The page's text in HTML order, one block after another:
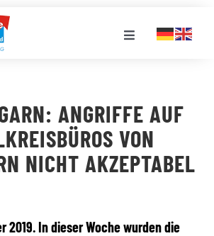
Toggle
ANGRIFFE AUF
VON
NICHT AKZEPTABEL
2019. In dieser Woche wurden die